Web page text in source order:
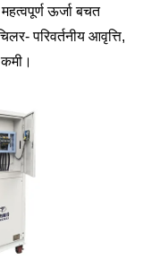
ऊर्जा बचत
परिवर्तनीय आवृत्ति,